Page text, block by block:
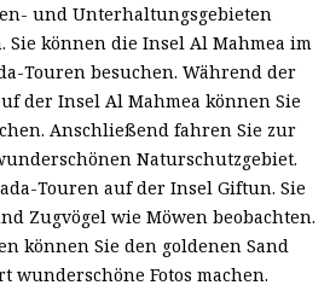
und Unterhaltungsgebieten
Sie können die Insel Al Mahmea im
Touren besuchen. Während der
der Insel Al Mahmea können Sie
Anschließend fahren Sie zur
Naturschutzgebiet.
Touren auf der Insel Giftun. Sie
Zugvögel wie Möwen beobachten.
können Sie den goldenen Sand
wunderschöne Fotos machen.